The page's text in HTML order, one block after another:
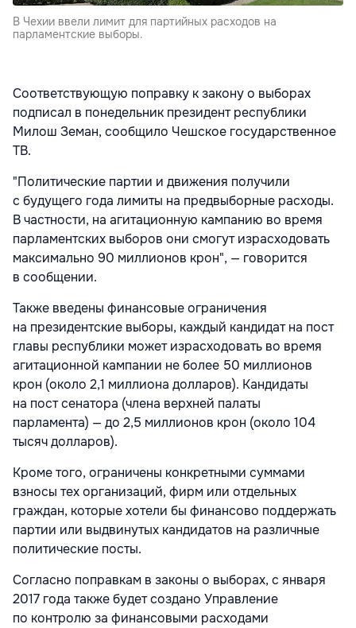
В Чехии ввели лимит для партийных расходов на
парламентские выборы.
Соответствующую поправку к закону о выборах
подписал в понедельник президент республики
Милош Земан, сообщило Чешское государственное
ТВ.
"Политические партии и движения получили
с будущего года лимиты на предвыборные расходы.
В частности, на агитационную кампанию во время
парламентских выборов они смогут израсходовать
максимально 90 миллионов крон", — говорится
в сообщении.
Также введены финансовые ограничения
на президентские выборы, каждый кандидат на пост
главы республики может израсходовать во время
агитационной кампании не более 50 миллионов
крон (около 2,1 миллиона долларов). Кандидаты
на пост сенатора (члена верхней палаты
парламента) — до 2,5 миллионов крон (около 104
тысяч долларов).
Кроме того, ограничены конкретными суммами
взносы тех организаций, фирм или отдельных
граждан, которые хотели бы финансово поддержать
партии или выдвинутых кандидатов на различные
политические посты.
Согласно поправкам в законы о выборах, с января
2017 года также будет создано Управление
по контролю за финансовыми расходами